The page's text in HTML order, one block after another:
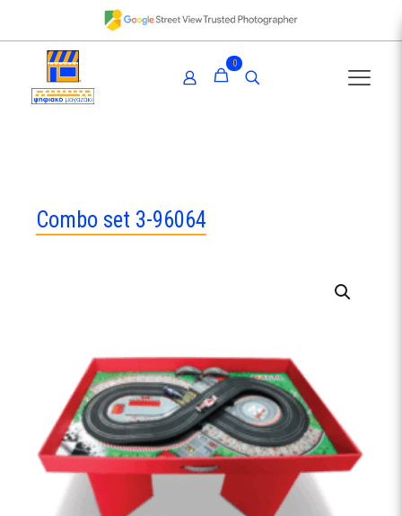
0
Combo set 3-96064